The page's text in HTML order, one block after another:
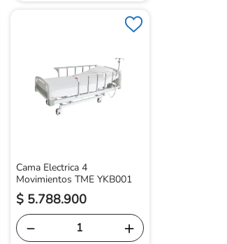
Cama Electrica 4
Movimientos TME YKB001
$ 5.788.900
＋
－